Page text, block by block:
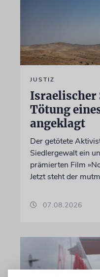
JUSTIZ
Israelischer
Tötung
angeklagt
Der getötete
Siedlergewalt ein
prämierten Film
Jetzt steht der
07.08.2026